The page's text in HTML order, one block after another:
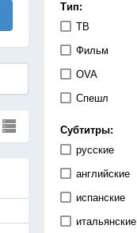
Тип:
ТВ
Фильм
OVA
Спешл
Субтитры:
русские
английские
испанские
итальянские